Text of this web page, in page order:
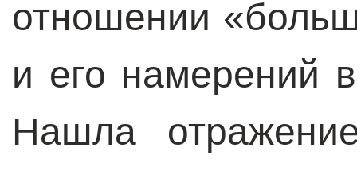
отношении
и его намерений
Нашла